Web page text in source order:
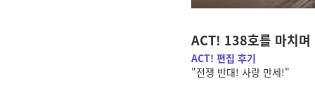
ACT! 138호를 마치며
ACT! 편집 후기
"전쟁 반대! 사랑 만세!"